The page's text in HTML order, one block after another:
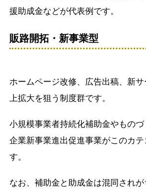
援助成金などが代表例です。
販路開拓・新事業型
ホームページ改修、広告出稿、新
上拡大を狙う制度群です。
小規模事業者持続化補助金やもの
企業新事業進出促進事業がこのカテ
す。
なお、補助金と助成金は混同され